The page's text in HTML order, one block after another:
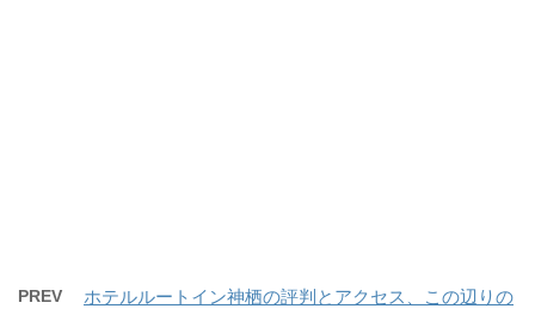
PREV
ホテルルートイン神栖の評判とアクセス、この辺りの